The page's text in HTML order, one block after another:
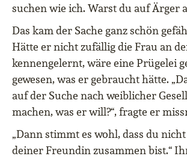
suchen wie ich. Warst du auf Ärger
Das kam der Sache ganz schön
Hätte er nicht zufällig die Frau an
kennengelernt, wäre eine Prügelei
gewesen, was er gebraucht hätte.
auf der Suche nach weiblicher
machen, was er will?“, fragte er
„Dann stimmt es wohl, dass du
deiner Freundin zusammen bist.“